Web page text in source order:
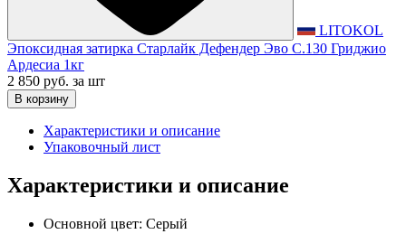
LITOKOL
Эпоксидная затирка Старлайк Дефендер Эво С.130 Гриджио
Ардесиа 1кг
2 850 руб. за шт
В корзину
Характеристики и описание
Упаковочный лист
Характеристики и описание
Основной цвет: Серый